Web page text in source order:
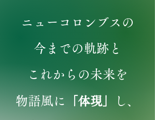
ニューコロンブスの
今までの軌跡 と
これからの未来を
物語風に 「体現」 し、